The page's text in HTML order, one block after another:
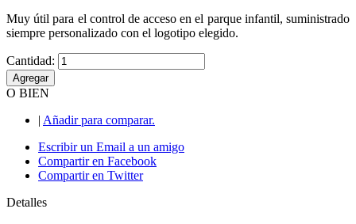
Muy útil para el control de acceso en el parque infantil, suministrado
siempre personalizado con el logotipo elegido.
Cantidad:
Agregar
O BIEN
| Añadir para comparar.
Escribir un Email a un amigo
Compartir en Facebook
Compartir en Twitter
Detalles